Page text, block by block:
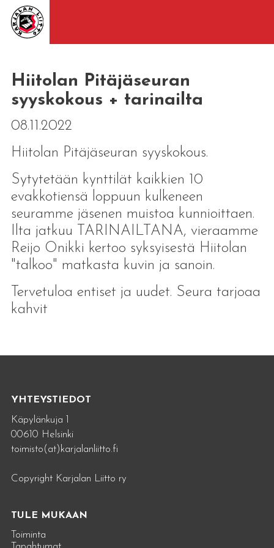
Hiitolan Pitäjäseuran
syyskokous + tarinailta
08.11.2022
Hiitolan Pitäjäseuran syyskokous.
Sytytetään kynttilät kaikkien 10
evakkotiensä loppuun kulkeneen
seuramme jäsenen muistoa kunnioittaen.
Ilta jatkuu TARINAILTANA, vieraamme
Reijo Onikki kertoo syksyisestä Hiitolan
"talkoo" matkasta kuvin ja sanoin.
Tervetuloa entiset ja uudet. Seura tarjoaa
kahvit
YHTEYSTIEDOT
Käpylänkuja 1
00610 Helsinki
toimisto(at)karjalanliitto.fi
Copyright Karjalan Liitto ry
TULE MUKAAN
Toiminta